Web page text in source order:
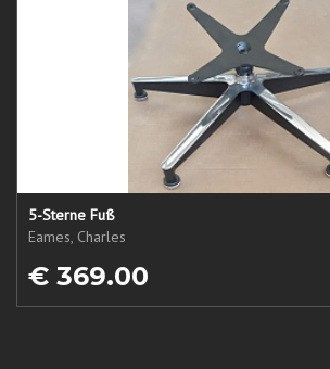
5-Sterne Fuß
Eames, Charles
€ 369.00